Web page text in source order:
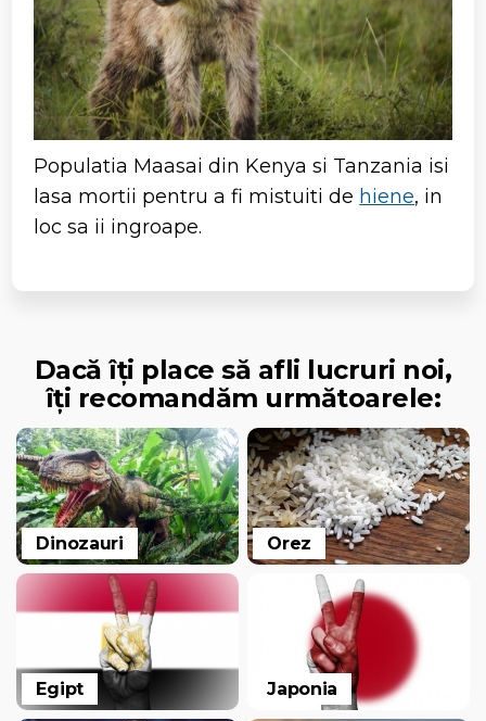
Populatia Maasai din Kenya si Tanzania isi
lasa mortii pentru a fi mistuiti de hiene, in
loc sa ii ingroape.
Dacă îți place să afli lucruri noi,
îți recomandăm următoarele:
Dinozauri Orez
Egipt Japonia